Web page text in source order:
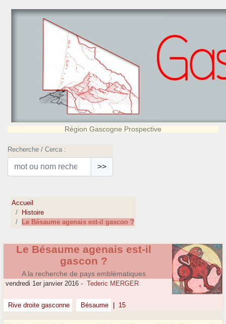
Région Gascogne Prospective
Recherche / Cerca :
>>
Accueil
Histoire
Le Bésaume agenais est-il gascon ?
Le Bésaume agenais est-il
gascon ?
A la recherche de pays emblématiques
vendredi 1er janvier 2016 - Tederic MERGER
Rive droite gasconne Bésaume 15